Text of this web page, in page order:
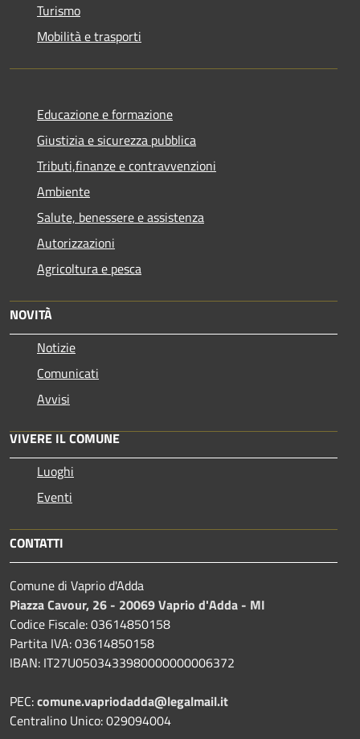
Turismo
Mobilità e trasporti
Educazione e formazione
Giustizia e sicurezza pubblica
Tributi,finanze e contravvenzioni
Ambiente
Salute, benessere e assistenza
Autorizzazioni
Agricoltura e pesca
NOVITÀ
Notizie
Comunicati
Avvisi
VIVERE IL COMUNE
Luoghi
Eventi
CONTATTI
Comune di Vaprio d'Adda
Piazza Cavour, 26 - 20069 Vaprio d'Adda - MI
Codice Fiscale: 03614850158
Partita IVA: 03614850158
IBAN: IT27U0503433980000000006372
PEC:comune.vapriodadda@legalmail.it
Centralino Unico: 029094004